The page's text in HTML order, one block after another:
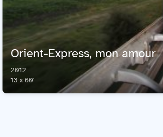
Orient-Express, mon amour
2012
13 x 60'